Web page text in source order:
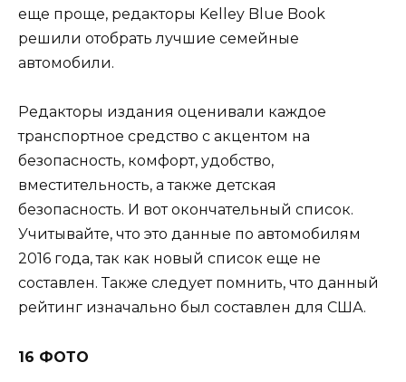
еще проще, редакторы Kelley Blue Book
решили отобрать лучшие семейные
автомобили.
Редакторы издания оценивали каждое
транспортное средство с акцентом на
безопасность, комфорт, удобство,
вместительность, а также детская
безопасность. И вот окончательный список.
Учитывайте, что это данные по автомобилям
2016 года, так как новый список еще не
составлен. Также следует помнить, что данный
рейтинг изначально был составлен для США.
16 ФОТО